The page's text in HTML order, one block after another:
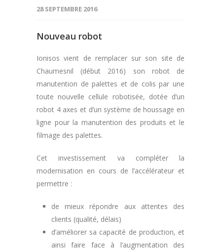
28 SEPTEMBRE 2016
Nouveau robot
Ionisos vient de remplacer sur son site de
Chaumesnil (début 2016) son robot de
manutention de palettes et de colis par une
toute nouvelle cellule robotisée, dotée d’un
robot 4 axes et d’un système de houssage en
ligne pour la manutention des produits et le
filmage des palettes.
Cet investissement va compléter la
modernisation en cours de l’accélérateur et
permettre :
de mieux répondre aux attentes des
clients (qualité, délais)
d’améliorer sa capacité de production, et
ainsi faire face à l’augmentation des